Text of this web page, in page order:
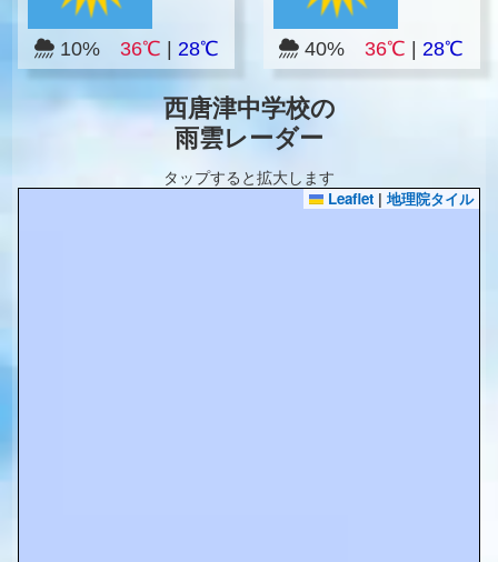
10% 36℃ 28℃ 40%36℃ |28℃
西唐津中学校の
雨雲レーダー
タップすると拡大します
Leaflet | 地理院タイル